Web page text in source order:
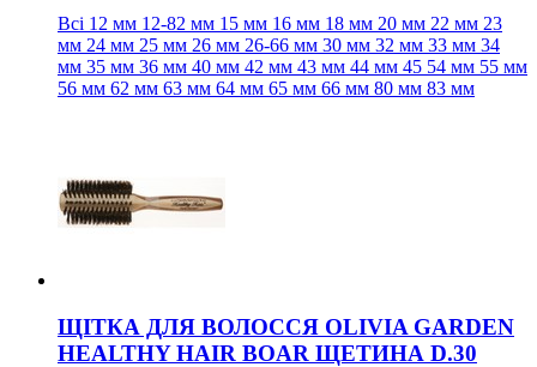
Всі 12 мм 12-82 мм 15 мм 16 мм 18 мм 20 мм 22 мм 23
мм 24 мм 25 мм 26 мм 26-66 мм 30 мм 32 мм 33 мм 34
мм 35 мм 36 мм 40 мм 42 мм 43 мм 44 мм 45 54 мм 55 мм
56 мм 62 мм 63 мм 64 мм 65 мм 66 мм 80 мм 83 мм
ЩІТКА ДЛЯ ВОЛОССЯ OLIVIA GARDEN
HEALTHY HAIR BOAR ЩЕТИНА D.30